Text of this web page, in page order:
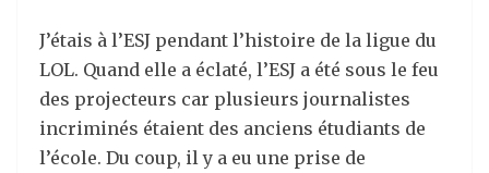
J’étais à l’ESJ pendant l’histoire de la ligue du
LOL. Quand elle a éclaté, l’ESJ a été sous le feu
des projecteurs car plusieurs journalistes
incriminés étaient des anciens étudiants de
l’école. Du coup, il y a eu une prise de